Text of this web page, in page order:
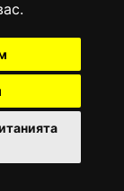
.
в националния
национална
за марка